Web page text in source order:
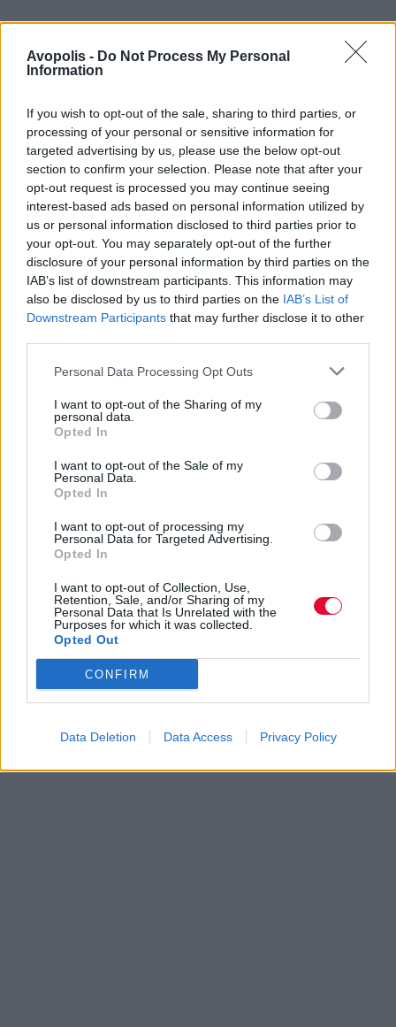
Avopolis - Do Not Process My Personal
Information
If you wish to opt-out of the sale, sharing to third parties, or
processing of your personal or sensitive information for
targeted advertising by us, please use the below opt-out
section to confirm your selection. Please note that after your
opt-out request is processed you may continue seeing
interest-based ads based on personal information utilized by
us or personal information disclosed to third parties prior to
your opt-out. You may separately opt-out of the further
disclosure of your personal information by third parties on the
IAB’s list of downstream participants. This information may
also be disclosed by us to third parties on the IAB’s List of
Downstream Participants that may further disclose it to other
Personal Data Processing Opt Outs
I want to opt-out of the Sharing of my
personal data.
Opted In
I want to opt-out of the Sale of my
Personal Data.
Opted In
I want to opt-out of processing my
Personal Data for Targeted Advertising.
Opted In
I want to opt-out of Collection, Use,
Retention, Sale, and/or Sharing of my
Personal Data that Is Unrelated with the
Purposes for which it was collected.
Opted Out
CONFIRM
Data Deletion Data Access Privacy Policy
Previous Article Next Article
Ακολούθησε το Avopolis Network στο
Google News
MOOD OF THE DAY
Ποτέ δεν είναι αργά,
στα 88 αρνείται να το βάλει κάτω
και κυκλοφορεί το 1ο του
άλμπουμ με ορχηστρικές συνθέσεις και τίτλο:
Life Is A Dream. Φυσικά και είναι Άντονι...
Μάκης Μηλάτος